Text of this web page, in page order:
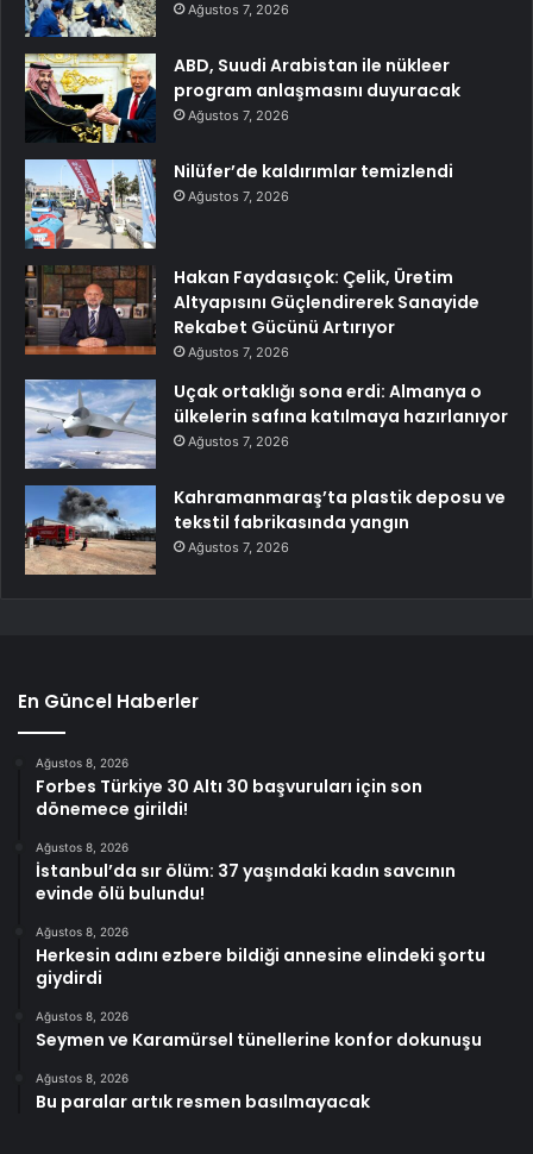
Ağustos 7, 2026
ABD, Suudi Arabistan ile nükleer
program anlaşmasını duyuracak
Ağustos 7, 2026
Nilüfer’de kaldırımlar temizlendi
Ağustos 7, 2026
Hakan Faydasıçok: Çelik, Üretim
Altyapısını Güçlendirerek Sanayide
Rekabet Gücünü Artırıyor
Ağustos 7, 2026
Uçak ortaklığı sona erdi: Almanya o
ülkelerin safına katılmaya hazırlanıyor
Ağustos 7, 2026
Kahramanmaraş’ta plastik deposu ve
tekstil fabrikasında yangın
Ağustos 7, 2026
En Güncel Haberler
Ağustos 8, 2026
Forbes Türkiye 30 Altı 30 başvuruları için son
dönemece girildi!
Ağustos 8, 2026
İstanbul’da sır ölüm: 37 yaşındaki kadın savcının
evinde ölü bulundu!
Ağustos 8, 2026
Herkesin adını ezbere bildiği annesine elindeki şortu
giydirdi
Ağustos 8, 2026
Seymen ve Karamürsel tünellerine konfor dokunuşu
Ağustos 8, 2026
Bu paralar artık resmen basılmayacak